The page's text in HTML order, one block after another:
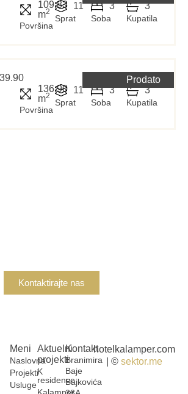
109.83
m2
Površina
11
Sprat
3
Soba
3
Kupatila
136.90
m2
Površina
11
Sprat
3
Soba
3
Kupatila
Prodato
Kontaktirajte nas
Meni
Naslovna
Projekti
Usluge
Aktuelni
projekti
K
residence
Kalamper
Kontakt
Branimira
Baje
Bajkovića
hotelkalamper.com
| © sektor.me